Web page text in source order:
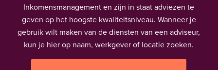
Inkomensmanagement en zijn in staat adviezen te
geven op het hoogste kwaliteitsniveau. Wanneer je
gebruik wilt maken van de diensten van een adviseur,
kun je hier op naam, werkgever of locatie zoeken.